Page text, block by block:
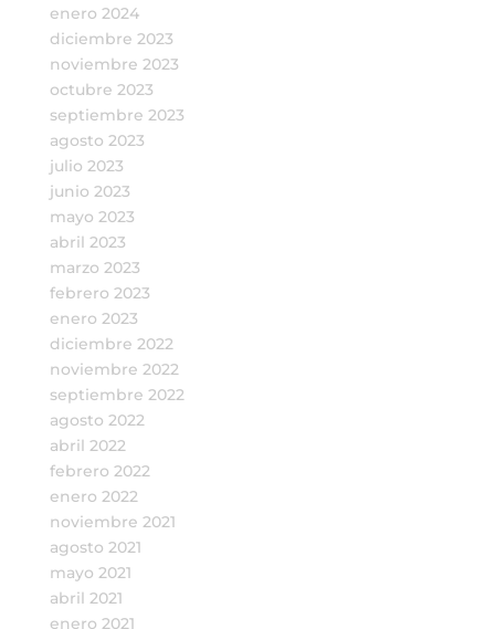
enero 2024
diciembre 2023
noviembre 2023
octubre 2023
septiembre 2023
agosto 2023
julio 2023
junio 2023
mayo 2023
abril 2023
marzo 2023
febrero 2023
enero 2023
diciembre 2022
noviembre 2022
septiembre 2022
agosto 2022
abril 2022
febrero 2022
enero 2022
noviembre 2021
agosto 2021
mayo 2021
abril 2021
enero 2021